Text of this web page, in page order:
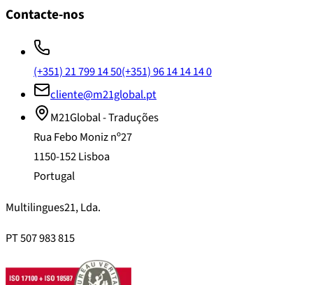
Contacte-nos
(+351) 21 799 14 50(+351) 96 14 14 14 0
cliente@m21global.pt
M21Global - Traduções
Rua Febo Moniz nº27
1150-152 Lisboa
Portugal
Multilingues21, Lda.
PT 507 983 815